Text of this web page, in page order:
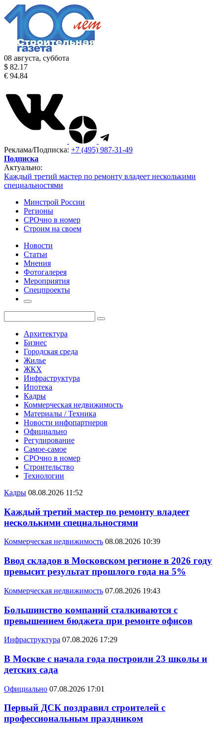
08 августа, суббота
$ 82.17
€ 94.84
Реклама/Подписка: +7 (495) 987-31-49
Подписка
Актуально:
Каждый третий мастер по ремонту владеет несколькими
специальностями
Минстрой России
Регионы
СРОчно в номер
Строим на своем
Новости
Статьи
Мнения
Фотогалерея
Мероприятия
Спецпроекты
Архитектура
Бизнес
Городская среда
Жилье
ЖКХ
Инфраструктура
Ипотека
Кадры
Коммерческая недвижимость
Материалы / Техника
Новости инфопартнеров
Официально
Регулирование
Самое-самое
СРОчно в номер
Строительство
Технологии
Кадры 08.08.2026 11:52
Каждый третий мастер по ремонту владеет
несколькими специальностями
Коммерческая недвижимость 08.08.2026 10:39
Ввод складов в Московском регионе в 2026 году
превысит результат прошлого года на 5%
Коммерческая недвижимость 07.08.2026 19:43
Большинство компаний сталкиваются с
превышением бюджета при ремонте офисов
Инфраструктура 07.08.2026 17:29
В Москве с начала года построили 23 школы и
детских сада
Официально 07.08.2026 17:01
Первый ДСК поздравил строителей с
профессиональным праздником